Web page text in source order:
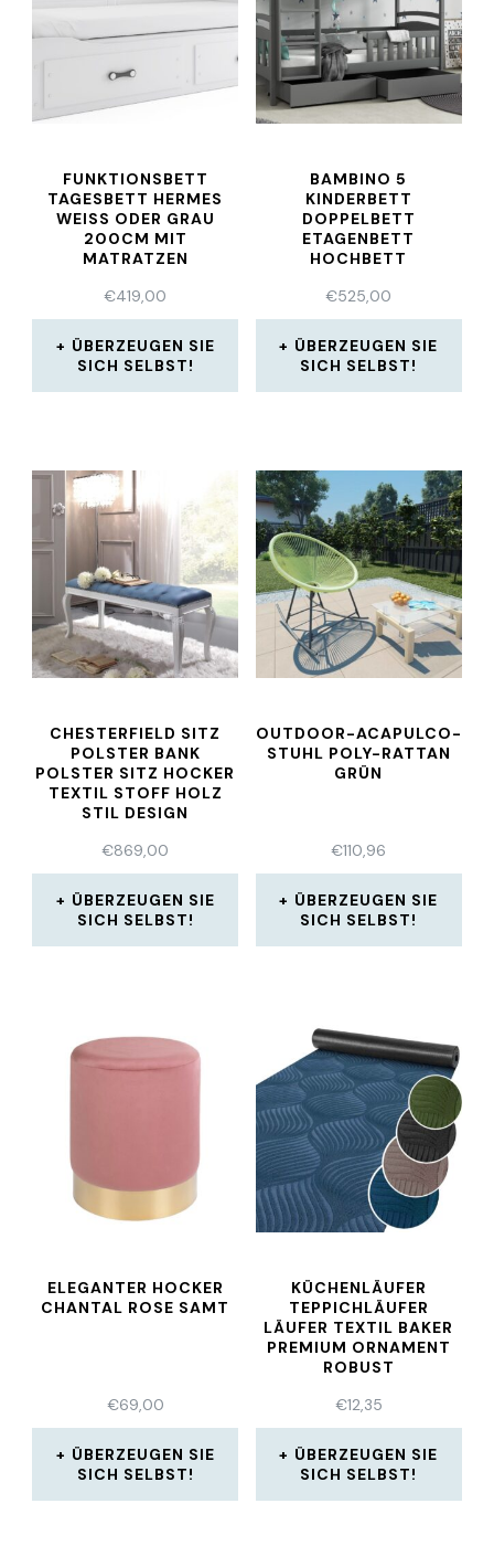
FUNKTIONSBETT
TAGESBETT HERMES
WEISS ODER GRAU 2
00CM MIT M
ATRATZEN
€419,00
ÜBERZEUGEN SIE
SICH SELBST!
BAMBINO 5
KINDERBETT
DOPPELBETT
ETAGENBETT
HOCHBETT
WEISS GRAU
€525,00
ÜBERZEUGEN SIE
SICH SELBST!
CHESTERFIELD SITZ
POLSTER BANK
POLSTER SITZ HOCKER
TEXTIL STOFF HOLZ
STIL DESIGN
€869,00
ÜBERZEUGEN SIE
SICH SELBST!
OUTDOOR-ACAPULCO-
STUHL POLY-RATTAN
GRÜN
€110,96
ÜBERZEUGEN SIE
SICH SELBST!
ELEGANTER HOCKER
CHANTAL ROSE SAMT
€69,00
ÜBERZEUGEN SIE
SICH SELBST!
KÜCHENLÄUFER
TEPPICHLÄUFER
LÄUFER TEXTIL BAKER
PREMIUM ORNAMENT
ROBUST
€12,35
ÜBERZEUGEN SIE
SICH SELBST!